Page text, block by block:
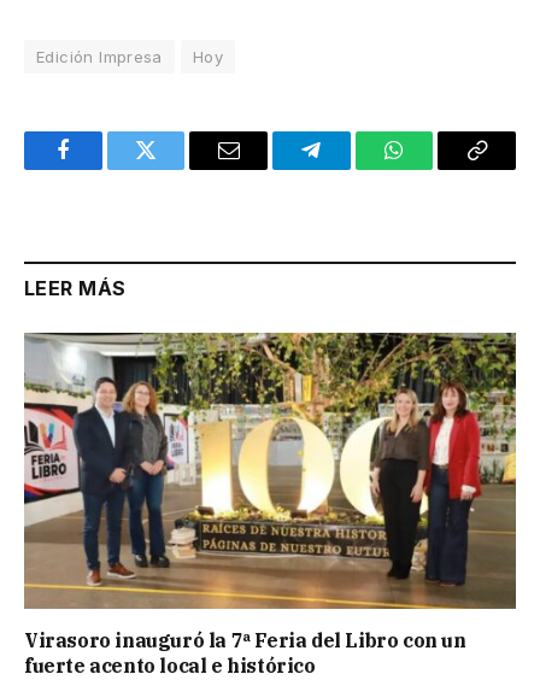
Edición Impresa Hoy
FacebookTwitter Email TelegramWhatsAppCopy
LEER MÁS
Virasoro inauguró la 7ª Feria del Libro con un
fuerte acento local e histórico